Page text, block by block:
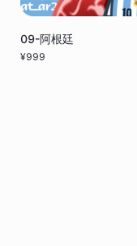
09-阿根廷
¥999